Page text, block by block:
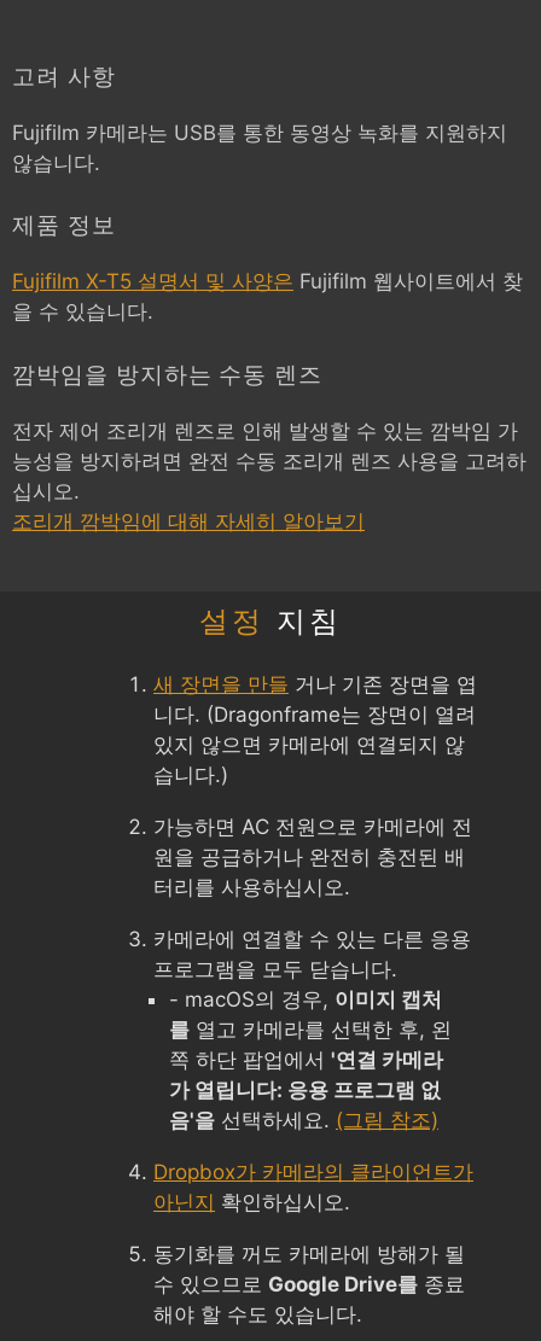
고려 사항
Fujifilm 카메라는 USB를 통한 동영상 녹화를 지원하지
않습니다.
제품 정보
Fujifilm X-T5 설명서 및 사양은 Fujifilm 웹사이트에서 찾
을 수 있습니다.
깜박임을 방지하는 수동 렌즈
전자 제어 조리개 렌즈로 인해 발생할 수 있는 깜박임 가
능성을 방지하려면 완전 수동 조리개 렌즈 사용을 고려하
십시오.
조리개 깜박임에 대해 자세히 알아보기
설정 지침
새 장면을 만들 거나 기존 장면을 엽
니다. (Dragonframe는 장면이 열려
있지 않으면 카메라에 연결되지 않
습니다.)
가능하면 AC 전원으로 카메라에 전
원을 공급하거나 완전히 충전된 배
터리를 사용하십시오.
카메라에 연결할 수 있는 다른 응용
프로그램을 모두 닫습니다.
- macOS의 경우, 이미지 캡처
를 열고 카메라를 선택한 후, 왼
쪽 하단 팝업에서 '연결 카메라
가 열립니다: 응용 프로그램 없
음'을 선택하세요. (그림 참조)
Dropbox가 카메라의 클라이언트가
아닌지 확인하십시오.
동기화를 꺼도 카메라에 방해가 될
수 있으므로 Google Drive를 종료
해야 할 수도 있습니다.